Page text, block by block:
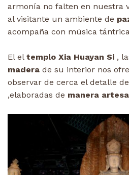
armonía no falten en nuestra
al visitante un ambiente de
acompaña con música
El el templo Xia Huayan Si ,
madera de su interior nos
observar de cerca el detalle
,elaboradas de manera